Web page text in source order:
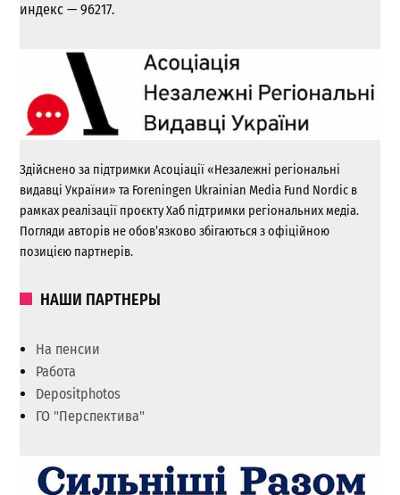
индекс — 96217.
Здійснено за підтримки Асоціації «Незалежні регіональні
видавці України» та Foreningen Ukrainian Media Fund Nordic в
рамках реалізації проєкту Хаб підтримки регіональних медіа.
Погляди авторів не обов’язково збігаються з офіційною
позицією партнерів.
НАШИ ПАРТНЕРЫ
На пенсии
Работа
Depositphotos
ГО "Перспектива"